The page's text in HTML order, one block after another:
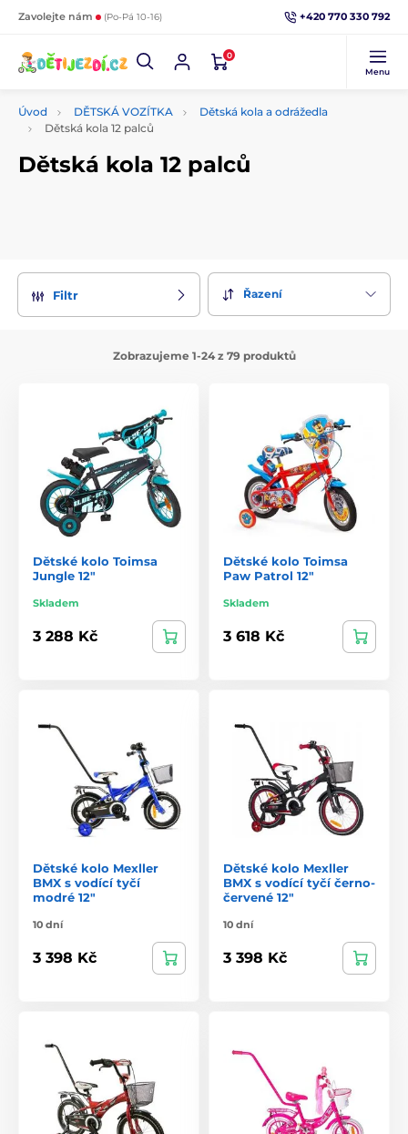
Zavolejte nám (Po-Pá 10-16) +420 770 330 792
0
Menu
Úvod DĚTSKÁ VOZÍTKA
Dětská kola a odrážedla
Dětská kola 12 palců
Dětská kola 12 palců
Filtr Řazení
Zobrazujeme 1-24 z 79 produktů
Dětské kolo Toimsa
Jungle 12"
Skladem
3 288 Kč
Dětské kolo Toimsa
Paw Patrol 12"
Skladem
3 618 Kč
Dětské kolo Mexller
BMX s vodící tyčí
modré 12"
10 dní
3 398 Kč
Dětské kolo Mexller
BMX s vodící tyčí černo-
červené 12"
10 dní
3 398 Kč